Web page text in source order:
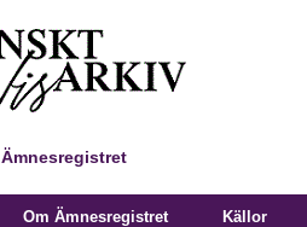
Ämnesregistret
Om Ämnesregistret Källor